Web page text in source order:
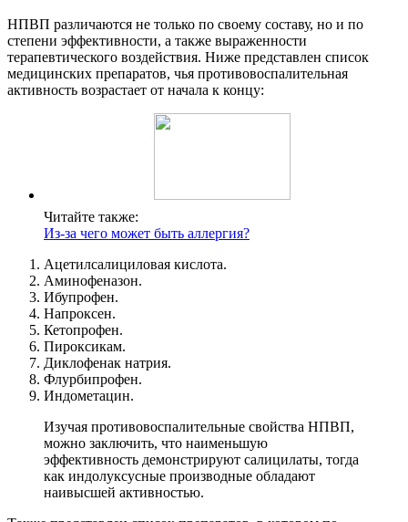
НПВП различаются не только по своему составу, но и по
степени эффективности, а также выраженности
терапевтического воздействия. Ниже представлен список
медицинских препаратов, чья противовоспалительная
активность возрастает от начала к концу:
Читайте также:
Из-за чего может быть аллергия?
Ацетилсалициловая кислота.
Аминофеназон.
Ибупрофен.
Напроксен.
Кетопрофен.
Пироксикам.
Диклофенак натрия.
Флурбипрофен.
Индометацин.
Изучая противовоспалительные свойства НПВП,
можно заключить, что наименьшую
эффективность демонстрируют салицилаты, тогда
как индолуксусные производные обладают
наивысшей активностью.